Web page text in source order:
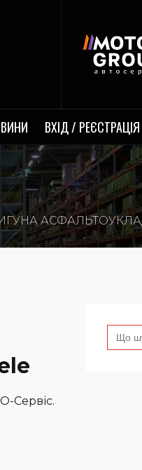
ВХІД / РЕЄСТРАЦІЯ
Сервіс.
for: